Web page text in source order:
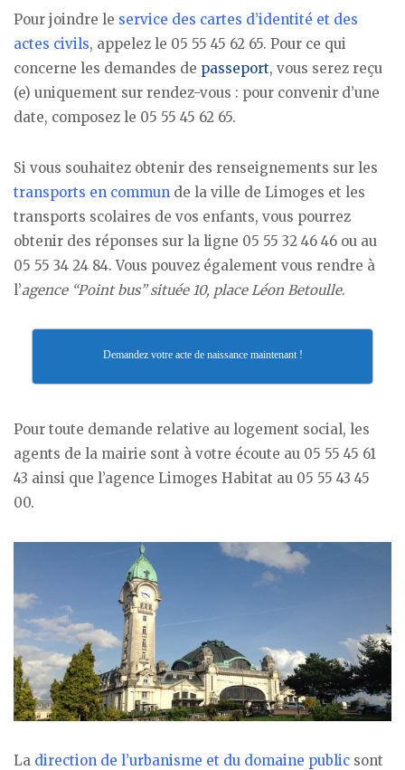
Pour joindre le service des cartes d’identité et des
actes civils, appelez le 05 55 45 62 65. Pour ce qui
concerne les demandes de passeport, vous serez reçu
(e) uniquement sur rendez-vous : pour convenir d’une
date, composez le 05 55 45 62 65.
Si vous souhaitez obtenir des renseignements sur les
transports en commun de la ville de Limoges et les
transports scolaires de vos enfants, vous pourrez
obtenir des réponses sur la ligne 05 55 32 46 46 ou au
05 55 34 24 84. Vous pouvez également vous rendre à
l’agence “Point bus” située 10, place Léon Betoulle.
Demandez votre acte de naissance maintenant !
Pour toute demande relative au logement social, les
agents de la mairie sont à votre écoute au 05 55 45 61
43 ainsi que l’agence Limoges Habitat au 05 55 43 45
00.
La direction de l’urbanisme et du domaine public sont